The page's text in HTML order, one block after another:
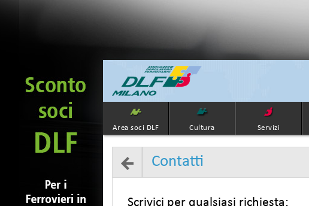
Area soci DLF Cultura Servizi
Contatti
Scrivici per qualsiasi richiesta: